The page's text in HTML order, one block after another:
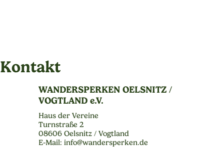
Kontakt
WANDERSPERKEN OELSNITZ /
VOGTLAND e.V.
Haus der Vereine
Turnstraße 2
08606 Oelsnitz / Vogtland
E-Mail: info@wandersperken.de